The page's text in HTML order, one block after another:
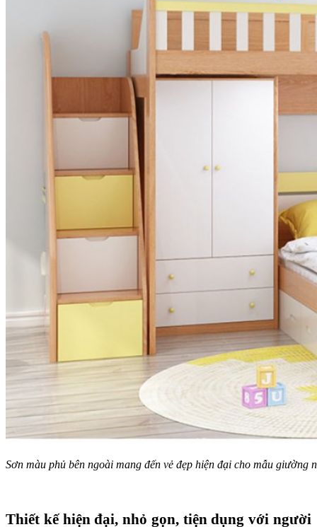
Sơn màu phủ bên ngoài mang đến vẻ đẹp hiện đại cho mẫu giường
Thiết kế hiện đại, nhỏ gọn, tiện dụng với người